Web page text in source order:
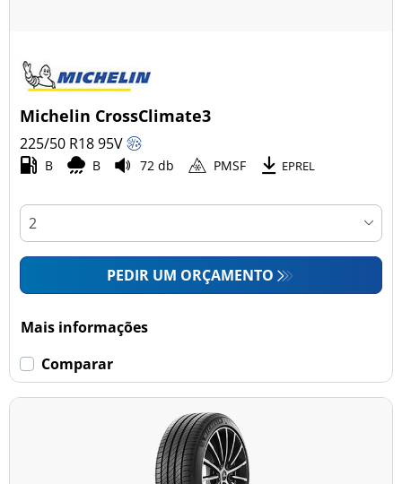
Michelin CrossClimate3
225/50 R1895V
B B 72 db PMSF EPREL
PEDIR UM ORÇAMENTO
Mais informações
Comparar